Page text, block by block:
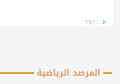
TMG
المرصد الرياضية